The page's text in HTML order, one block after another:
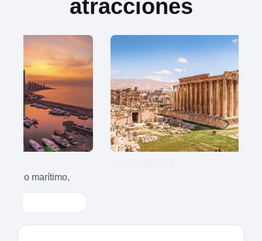
atracciones
Ruinas romanas monumentales del templo de